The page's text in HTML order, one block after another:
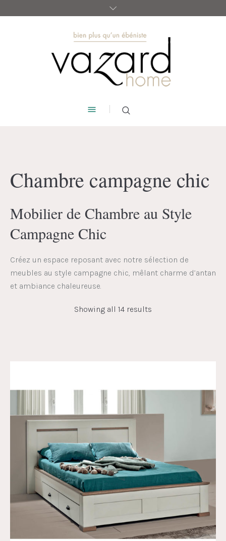
Chambre campagne chic
Mobilier de Chambre au Style
Campagne Chic
Créez un espace reposant avec notre sélection de
meubles au style campagne chic, mêlant charme d’antan
et ambiance chaleureuse.
Showing all 14 results